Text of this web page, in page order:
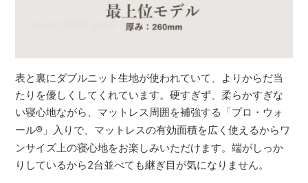
表と裏にダブルニット生地が使われていて、よりからだ当
たりを優しくしてくれています。硬すぎず、柔らかすぎな
い寝心地ながら、マットレス周囲を補強する「プロ・ウォ
ール® 」入りで、マットレスの有効面積を広く使えるからワ
ンサイズ上の寝心地をお楽しみいただけます。端がしっか
りしているから2台並べても継ぎ目が気になりません。